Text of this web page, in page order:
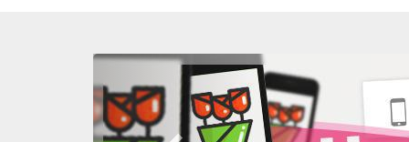
previous